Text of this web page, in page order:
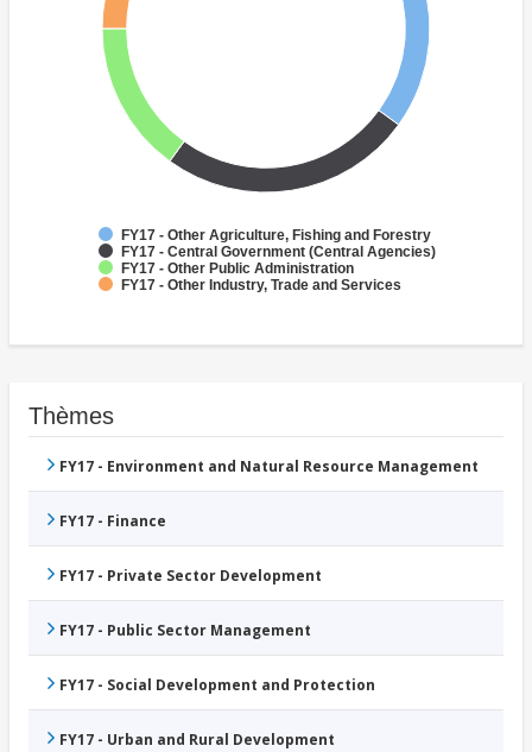
FY17 - Other Agriculture, Fishing and Forestry
FY17 - Central Government (Central Agencies)
FY17 - Other Public Administration
FY17 - Other Industry, Trade and Services
Thèmes
FY17 - Environment and Natural Resource Management
FY17 - Finance
FY17 - Private Sector Development
FY17 - Public Sector Management
FY17 - Social Development and Protection
FY17 - Urban and Rural Development